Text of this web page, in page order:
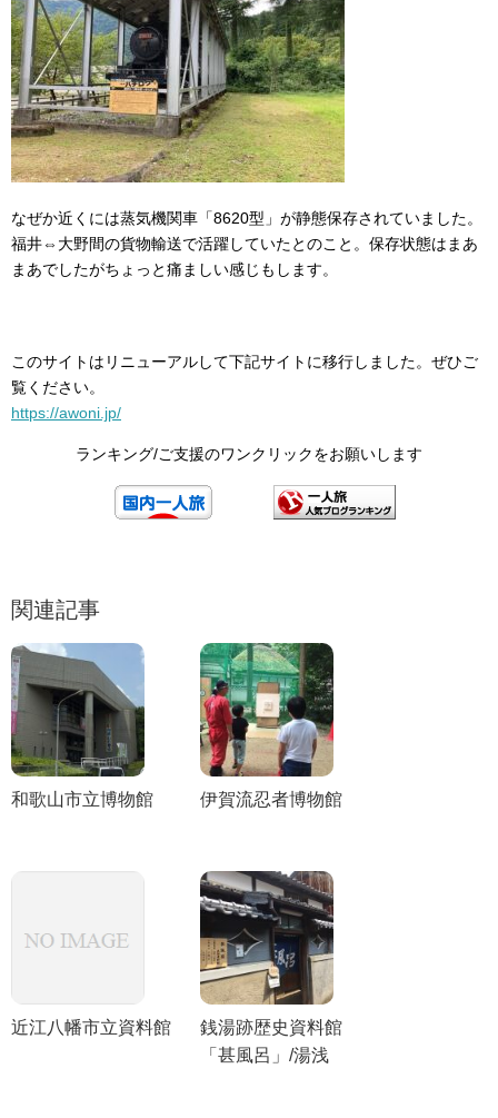
なぜか近くには蒸気機関車「8620型」が静態保存されていました。
福井⇔大野間の貨物輸送で活躍していたとのこと。保存状態はまあ
まあでしたがちょっと痛ましい感じもします。
このサイトはリニューアルして下記サイトに移行しました。ぜひご
覧ください。
https://awoni.jp/
ランキング/ご支援のワンクリックをお願いします
関連記事
和歌山市立博物館 伊賀流忍者博物館
近江八幡市立資料館
銭湯跡歴史資料館
「甚風呂」/湯浅